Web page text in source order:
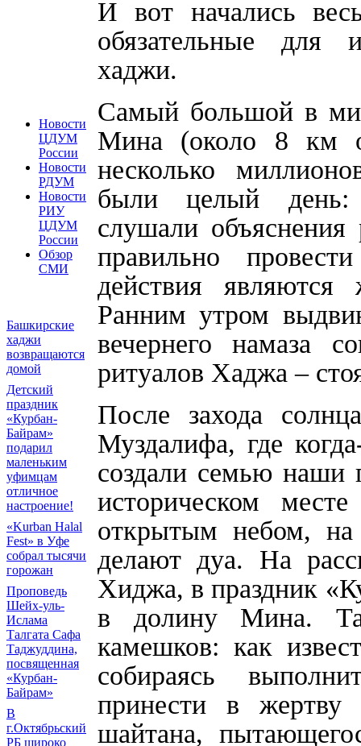
Новости
ЦДУМ
России
Новости
РДУМ
Новости
РИУ
ЦДУМ
России
Обзор
СМИ
Башкирские
хаджи
возвращаются
домой
Детский
праздник
«Курбан-
Байрам»
подарил
маленьким
уфимцам
отличное
настроение!
«Kurban Halal
Fest» в Уфе
собрал тысячи
горожан
Проповедь
Шейх-уль-
Ислама
Талгата Сафа
Таджуддина,
посвященная
«Курбан-
Байрам»
В
г.Октябрьский
РБ широко
И вот начались
обязательные для
хаджи.
Самый большой в
Мина (около 8 км
несколько
были целый день:
слушали
правильно
действия
Ранним утром
вечернего намаза
ритуалов Хаджа –
После захода
Муздалифа, где
создали семью наши
историческом
открытым небом,
делают дуа. На
Хиджа, в праздник
в долину Мина.
камешков: как
собираясь
принести в жертву
шайтана,